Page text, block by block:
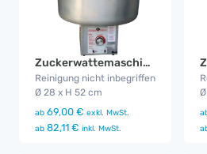
Zuckerwattemaschine Mega Floss
Reinigung nicht inbegriffen
Ø 28 x H 52 cm
ab 69,00 € exkl. MwSt.
ab 82,11 € inkl. MwSt.
Ø